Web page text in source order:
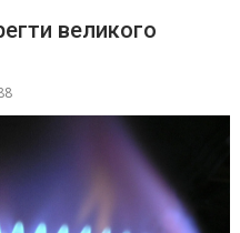
великого